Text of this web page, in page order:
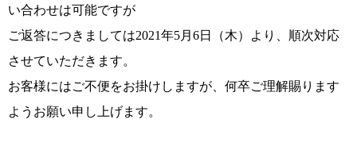
い合わせは可能ですが
ご返答につきましては2021年5月6日（木）より、順次対応
させていただきます。
お客様にはご不便をお掛けしますが、何卒ご理解賜ります
ようお願い申し上げます。